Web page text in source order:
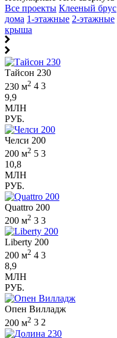
Все проекты Клееный брус
дома 1-этажные 2-этажные
крыша
Тайсон 230
230 м2 4 3
9,9
МЛН
РУБ.
Челси 200
200 м2 5 3
10,8
МЛН
РУБ.
Quattro 200
200 м2 3 3
Liberty 200
200 м2 4 3
8,9
МЛН
РУБ.
Опен Вилладж
200 м2 3 2